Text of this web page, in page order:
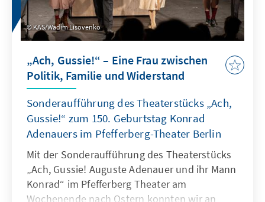
KAS/Wadim Lisovenko
„Ach, Gussie!“ – Eine Frau zwischen
Politik, Familie und Widerstand
Sonderaufführung des Theaterstücks „Ach,
Gussie!“ zum 150. Geburtstag Konrad
Adenauers im Pfefferberg-Theater Berlin
Mit der Sonderaufführung des Theaterstücks
„Ach, Gussie! Auguste Adenauer und ihr Mann
Konrad“ im Pfefferberg Theater am
Wochenende nach Ostern konnten wir an